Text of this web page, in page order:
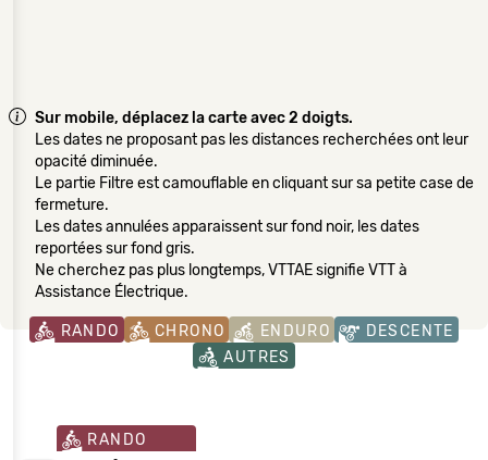
Sur mobile, déplacez la carte avec 2 doigts.
Les dates ne proposant pas les distances recherchées ont leur
opacité diminuée.
Le partie Filtre est camouflable en cliquant sur sa petite case de
fermeture.
Les dates annulées apparaissent sur fond noir, les dates
reportées sur fond gris.
Ne cherchez pas plus longtemps, VTTAE signifie VTT à
Assistance Électrique.
RANDO CHRONO ENDURO
DESCENTE
AUTRES
RANDO